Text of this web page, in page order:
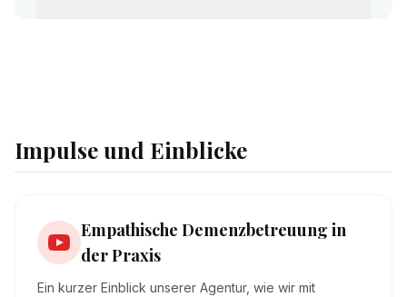
Impulse und Einblicke
Empathische Demenzbetreuung in
der Praxis
Ein kurzer Einblick unserer Agentur, wie wir mit